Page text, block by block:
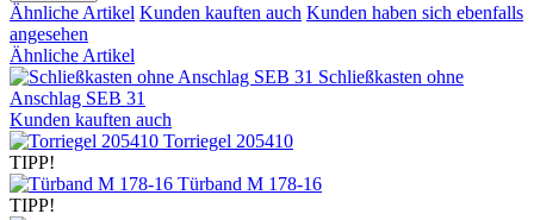
Ähnliche Artikel Kunden kauften auch Kunden haben sich ebenfalls
angesehen
Ähnliche Artikel
Schließkasten ohne
Anschlag SEB 31
Kunden kauften auch
Torriegel 205410
TIPP!
Türband M 178-16
TIPP!